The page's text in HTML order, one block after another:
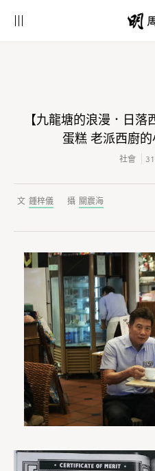
【九龍塘的浪漫．日落西餐】彩色玻璃窗與芝士蛋糕 老派西廚的小改變與大堅持
【九龍塘的浪漫．日
蛋糕 老派西廚
社會
鍾梓儀 關震海